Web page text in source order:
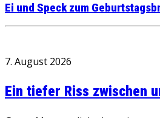
Ei und Speck zum
7. August 2026
Ein tiefer Riss zwischen